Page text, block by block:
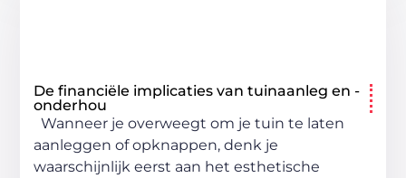
De financiële implicaties van tuinaanleg en -
onderhou
Wanneer je overweegt om je tuin te laten
aanleggen of opknappen, denk je
waarschijnlijk eerst aan het esthetische